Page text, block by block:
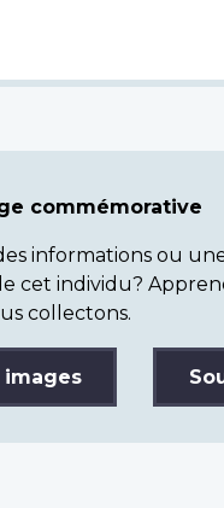
commémorative
informations ou
cet individu?
collectons.
images